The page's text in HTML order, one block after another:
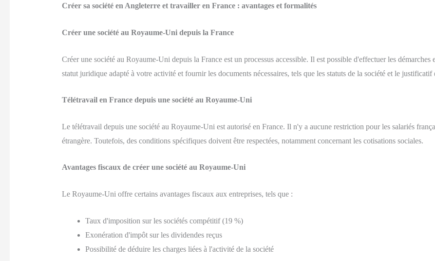
Créer sa société en Angleterre et travailler en France : avantages et formalités
Créer une société au Royaume-Uni depuis la France
Créer une société au Royaume-Uni depuis la France est un processus accessible. Il est possible d'effectuer les
statut juridique adapté à votre activité et fournir les documents nécessaires, tels que les statuts de la société et le
Télétravail en France depuis une société au Royaume-Uni
Le télétravail depuis une société au Royaume-Uni est autorisé en France. Il n'y a aucune restriction pour les salariés
étrangère. Toutefois, des conditions spécifiques doivent être respectées, notamment concernant les cotisations sociales.
Avantages fiscaux de créer une société au Royaume-Uni
Le Royaume-Uni offre certains avantages fiscaux aux entreprises, tels que :
Taux d'imposition sur les sociétés compétitif (19 %)
Exonération d'impôt sur les dividendes reçus
Possibilité de déduire les charges liées à l'activité de la société